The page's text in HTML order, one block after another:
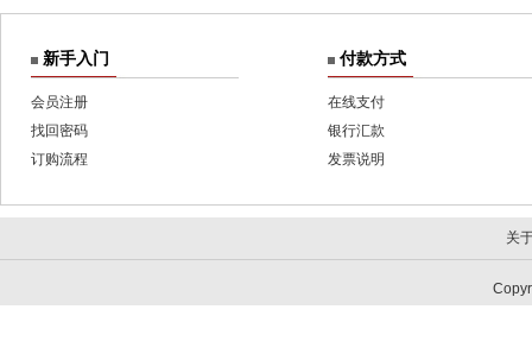
新手入门
会员注册
找回密码
订购流程
付款方式
在线支付
银行汇款
发票说明
关